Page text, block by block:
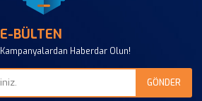
E-BÜLTEN
Kampanyalardan Haberdar Olun!